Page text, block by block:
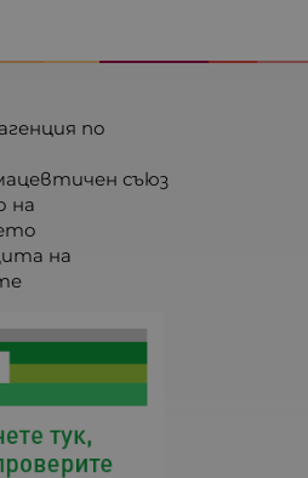
по
съюз
на
на